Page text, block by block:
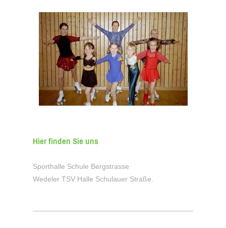
Hier finden Sie uns
Sporthalle Schule Bergstrasse
Wedeler TSV Halle Schulauer Straße.